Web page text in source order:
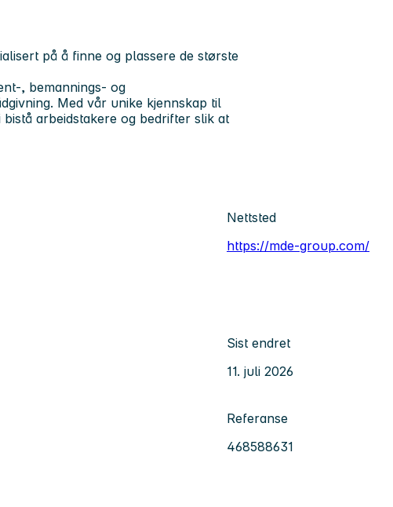
på å finne og plassere de største
, bemannings- og
Med vår unike kjennskap til
arbeidstakere og bedrifter slik at
Nettsted
https://mde-group.com/
Sist endret
11. juli 2026
Referanse
468588631